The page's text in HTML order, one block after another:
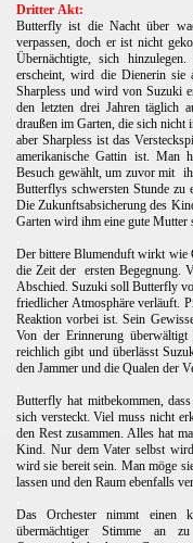
Dritter Akt:
Butterfly ist die Nacht über
verpassen, doch er ist nicht
Übernächtigte, sich
erscheint, wird die Dienerin sie
Sharpless und wird von Suzuki
den letzten drei Jahren täglich
draußen im Garten, die sich nicht
aber Sharpless ist das
amerikanische Gattin ist. Man
Besuch gewählt, um zuvor mit
Butterflys schwersten Stunde zu
Die Zukunftsabsicherung des
Garten wird ihm eine gute Mutter
Der bittere Blumenduft wirkt wie
die Zeit der ersten Begegnung.
Abschied. Suzuki soll Butterfly
friedlicher Atmosphäre verläuft.
Reaktion vorbei ist. Sein
Von der Erinnerung
reichlich gibt und überlässt
den Jammer und die Qualen der
Butterfly hat mitbekommen,
sich versteckt. Viel muss nicht
den Rest zusammen. Alles hat
Kind. Nur dem Vater selbst
wird sie bereit sein. Man möge
lassen und den Raum ebenfalls
Das Orchester nimmt einen
übermächtiger Stimme an